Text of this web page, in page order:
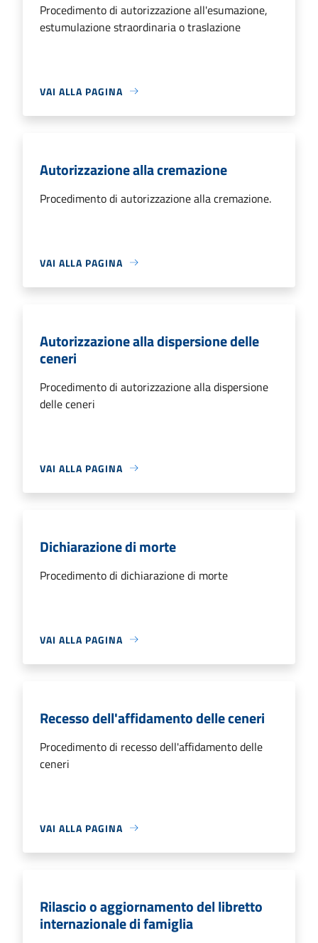
Procedimento di autorizzazione all'esumazione,
estumulazione straordinaria o traslazione
VAI ALLA PAGINA
Autorizzazione alla cremazione
Procedimento di autorizzazione alla cremazione.
VAI ALLA PAGINA
Autorizzazione alla dispersione delle
ceneri
Procedimento di autorizzazione alla dispersione
delle ceneri
VAI ALLA PAGINA
Dichiarazione di morte
Procedimento di dichiarazione di morte
VAI ALLA PAGINA
Recesso dell'affidamento delle ceneri
Procedimento di recesso dell'affidamento delle
ceneri
VAI ALLA PAGINA
Rilascio o aggiornamento del libretto
internazionale di famiglia